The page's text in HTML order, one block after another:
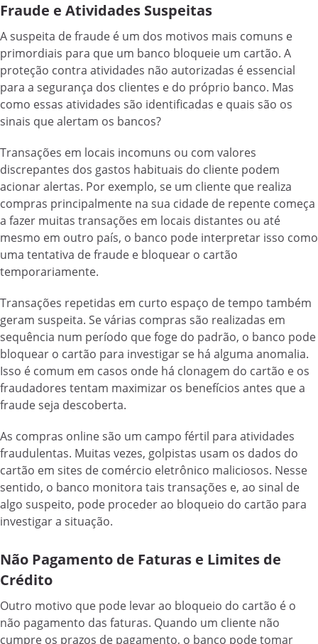
Fraude e Atividades Suspeitas
A suspeita de fraude é um dos motivos mais comuns e
primordiais para que um banco bloqueie um cartão. A
proteção contra atividades não autorizadas é essencial
para a segurança dos clientes e do próprio banco. Mas
como essas atividades são identificadas e quais são os
sinais que alertam os bancos?
Transações em locais incomuns ou com valores
discrepantes dos gastos habituais do cliente podem
acionar alertas. Por exemplo, se um cliente que realiza
compras principalmente na sua cidade de repente começa
a fazer muitas transações em locais distantes ou até
mesmo em outro país, o banco pode interpretar isso como
uma tentativa de fraude e bloquear o cartão
temporariamente.
Transações repetidas em curto espaço de tempo também
geram suspeita. Se várias compras são realizadas em
sequência num período que foge do padrão, o banco pode
bloquear o cartão para investigar se há alguma anomalia.
Isso é comum em casos onde há clonagem do cartão e os
fraudadores tentam maximizar os benefícios antes que a
fraude seja descoberta.
As compras online são um campo fértil para atividades
fraudulentas. Muitas vezes, golpistas usam os dados do
cartão em sites de comércio eletrônico maliciosos. Nesse
sentido, o banco monitora tais transações e, ao sinal de
algo suspeito, pode proceder ao bloqueio do cartão para
investigar a situação.
Não Pagamento de Faturas e Limites de
Crédito
Outro motivo que pode levar ao bloqueio do cartão é o
não pagamento das faturas. Quando um cliente não
cumpre os prazos de pagamento, o banco pode tomar